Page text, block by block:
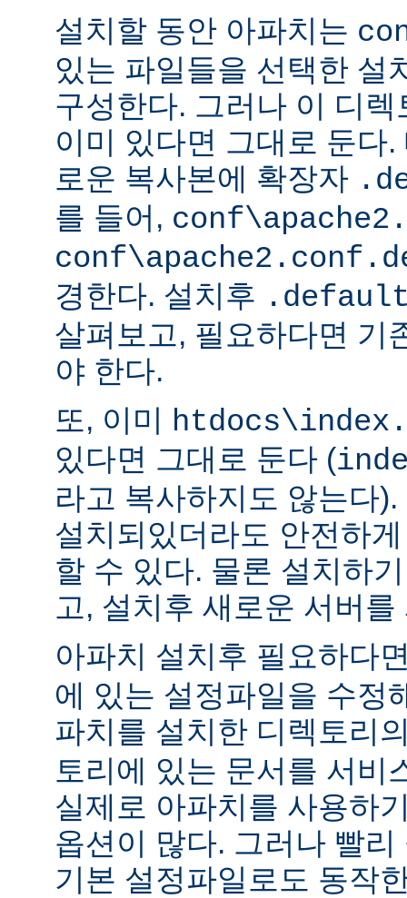
설치할 동안 아파치는
있는 파일들을 선택한 설
구성한다. 그러나 이 디
이미 있다면 그대로 둔다
로운 복사본에 확장자
를 들어,
경한다. 설치후
살펴보고, 필요하다면 기
야 한다.
또, 이미
있다면 그대로 둔다 (
라고 복사하지도 않는다
설치되있더라도 안전하
할 수 있다. 물론 설치하
고, 설치후 새로운 서버
아파치 설치후 필요하다
에 있는 설정파일을 수정
파치를 설치한 디렉토리
토리에 있는 문서를 서비
실제로 아파치를 사용하
옵션이 많다. 그러나 빨
기본 설정파일로도 동작